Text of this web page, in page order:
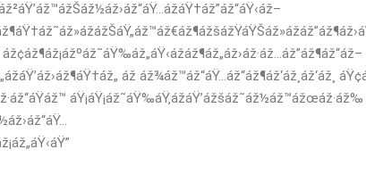
áž áž¾áž™áž“áŸ…áž“áž¶áž‘áž¸áž‘áž¸
áŸ¡áŸ¡áž˜áŸ‰áŸ‚ážáŸ’ážšáž˜áž½áž™ážœáž·áž‰